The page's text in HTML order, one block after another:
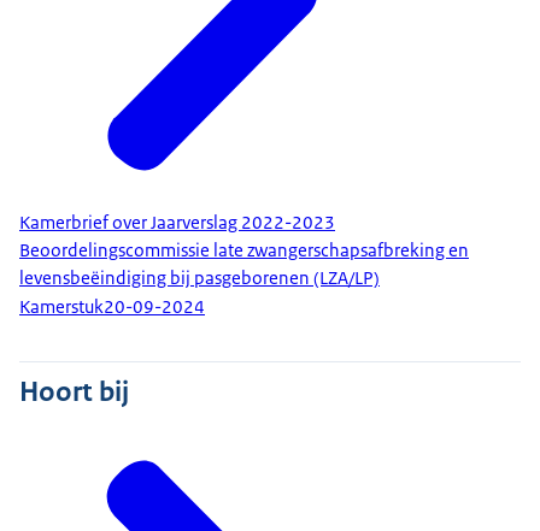
Kamerbrief over Jaarverslag 2022-2023
Beoordelingscommissie late zwangerschapsafbreking en
levensbeëindiging bij pasgeborenen (LZA/LP)
Kamerstuk20-09-2024
Hoort bij